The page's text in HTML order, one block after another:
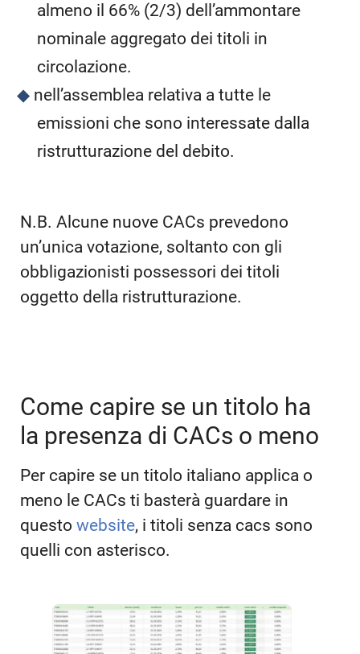
almeno il 66% (2/3) dell’ammontare
nominale aggregato dei titoli in
circolazione.
nell’assemblea relativa a tutte le
emissioni che sono interessate dalla
ristrutturazione del debito.
N.B. Alcune nuove CACs prevedono
un’unica votazione, soltanto con gli
obbligazionisti possessori dei titoli
oggetto della ristrutturazione.
Come capire se un titolo ha
la presenza di CACs o meno
Per capire se un titolo italiano applica o
meno le CACs ti basterà guardare in
questo website, i titoli senza cacs sono
quelli con asterisco.